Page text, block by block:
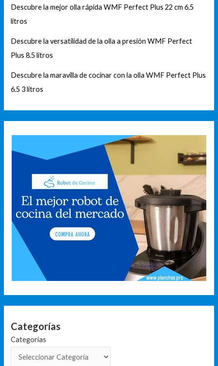
Descubre la mejor olla rápida WMF Perfect Plus 22 cm 6.5
litros
Descubre la versatilidad de la olla a presión WMF Perfect
Plus 8.5 litros
Descubre la maravilla de cocinar con la olla WMF Perfect Plus
6.5 3 litros
Categorías
Categorías